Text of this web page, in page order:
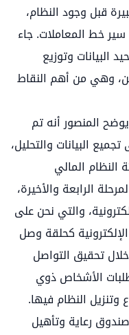
قبل وجود النظام،
خط المعاملات. جاء
البيانات وتوزيع
وهي من أهم النقاط
المنصور أنه تم
البيانات والتحليل،
النظام المالي
الرابعة والأخيرة،
والتي نحن على
كحلقة وصل
تحقيق التواصل
الأشخاص ذوي
وتنزيل النظام فيها.
رعاية وتأهيل